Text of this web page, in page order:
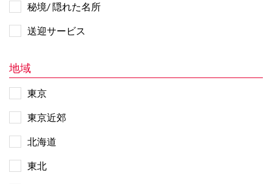
秘境/ 隠れた名所
送迎サービス
地域
東京
東京近郊
北海道
東北